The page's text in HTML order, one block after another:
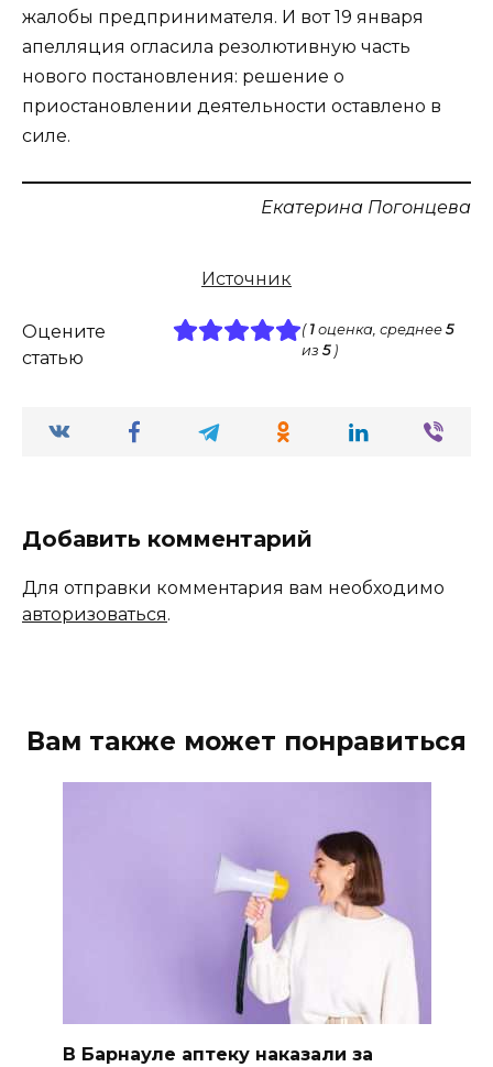
жалобы предпринимателя. И вот 19 января
апелляция огласила резолютивную часть
нового постановления: решение о
приостановлении деятельности оставлено в
силе.
Екатерина Погонцева
Источник
Оцените
статью
( 1оценка, среднее 5
из 5)
Добавить комментарий
Для отправки комментария вам необходимо
авторизоваться.
Вам также может понравиться
В Барнауле аптеку наказали за